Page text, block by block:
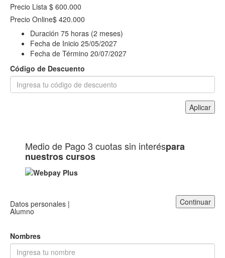
Precio Lista $ 600.000
Precio Online$ 420.000
Duración 75 horas (2 meses)
Fecha de Inicio 25/05/2027
Fecha de Término 20/07/2027
Código de Descuento
Aplicar
Medio de Pago 3 cuotas sin interéspara
nuestros cursos
Continuar
Datos personales |
Alumno
Nombres